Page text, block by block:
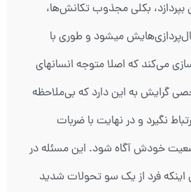
بپردازد، بکلی مجذوب تکانش‌ها،
می‏شود و طوری با
می‌کند که اصلا متوجه انسانهای
گرایش به این دارد که بی‌ملاحظه
نگیرد و در نهایت با ضربات
خودش آگاه شود. این مسئله در
اینکه فرد از یک سو تحولات شدید